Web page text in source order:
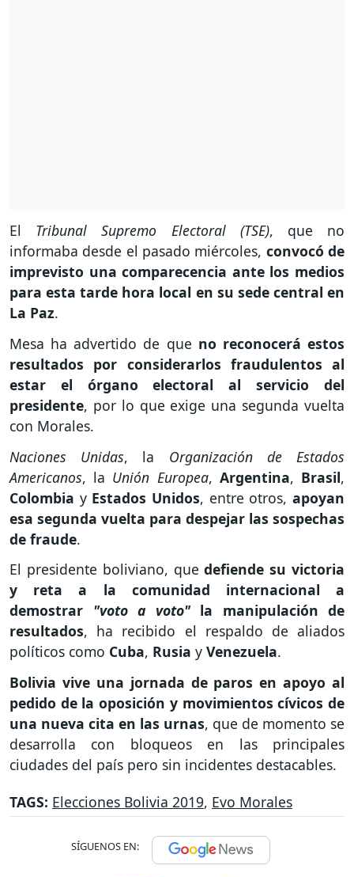
El Tribunal Supremo Electoral (TSE), que no
informaba desde el pasado miércoles, convocó de
imprevisto una comparecencia ante los medios
para esta tarde hora local en su sede central en
La Paz.
Mesa ha advertido de que no reconocerá estos
resultados por considerarlos fraudulentos al
estar el órgano electoral al servicio del
presidente, por lo que exige una segunda vuelta
con Morales.
Naciones Unidas, la Organización de Estados
Americanos, la Unión Europea, Argentina, Brasil,
Colombia y Estados Unidos, entre otros,apoyan
esa segunda vuelta para despejar las sospechas
de fraude.
El presidente boliviano, quedefiende su victoria
y reta a la comunidad internacional a
demostrar "voto a voto"la manipulación de
resultados, ha recibido el respaldo de aliados
políticos como Cuba, Rusia y Venezuela.
Bolivia vive una jornada de paros en apoyo al
pedido de la oposición y movimientos cívicos de
una nueva cita en las urnas, que de momento se
desarrolla con bloqueos en las principales
ciudades del país pero sin incidentes destacables.
TAGS: Elecciones Bolivia 2019, Evo Morales
SÍGUENOS EN: